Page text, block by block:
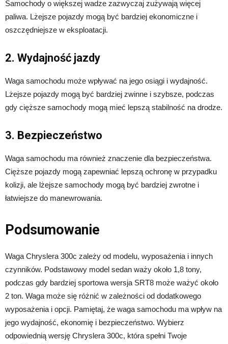
Samochody o większej wadze zazwyczaj zużywają więcej
paliwa. Lżejsze pojazdy mogą być bardziej ekonomiczne i
oszczędniejsze w eksploatacji.
2. Wydajność jazdy
Waga samochodu może wpływać na jego osiągi i wydajność.
Lżejsze pojazdy mogą być bardziej zwinne i szybsze, podczas
gdy cięższe samochody mogą mieć lepszą stabilność na drodze.
3. Bezpieczeństwo
Waga samochodu ma również znaczenie dla bezpieczeństwa.
Cięższe pojazdy mogą zapewniać lepszą ochronę w przypadku
kolizji, ale lżejsze samochody mogą być bardziej zwrotne i
łatwiejsze do manewrowania.
Podsumowanie
Waga Chryslera 300c zależy od modelu, wyposażenia i innych
czynników. Podstawowy model sedan waży około 1,8 tony,
podczas gdy bardziej sportowa wersja SRT8 może ważyć około
2 ton. Waga może się różnić w zależności od dodatkowego
wyposażenia i opcji. Pamiętaj, że waga samochodu ma wpływ na
jego wydajność, ekonomię i bezpieczeństwo. Wybierz
odpowiednią wersję Chryslera 300c, która spełni Twoje